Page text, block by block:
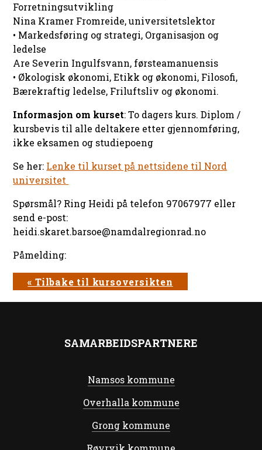
Forretningsutvikling
Nina Kramer Fromreide, universitetslektor
• Markedsføring og strategi, Organisasjon og
ledelse
Are Severin Ingulfsvann, førsteamanuensis
• Økologisk økonomi, Etikk og økonomi, Filosofi,
Bærekraftig ledelse, Friluftsliv og økonomi.
Informasjon om kurset: To dagers kurs. Diplom /
kursbevis til alle deltakere etter gjennomføring,
ikke eksamen og studiepoeng
Se her: Lenke til kurset på nettsidene til Nord
universitet
Spørsmål? Ring Heidi på telefon 97067977 eller
send e-post:
heidi.skaret.barsoe@namdalregionrad.no
Påmelding:
« Tilbake til kursoversikten
SAMARBEIDSPARTNERE
Namsos kommune
Overhalla kommune
Grong kommune